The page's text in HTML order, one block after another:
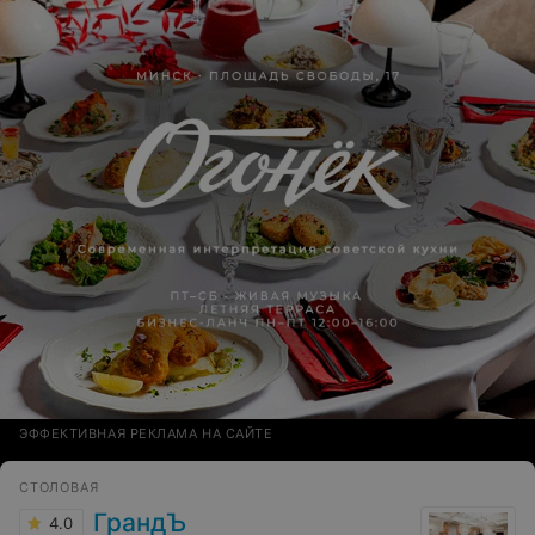
ЭФФЕКТИВНАЯ РЕКЛАМА НА САЙТЕ
СТОЛОВАЯ
4.0 ГрандЪ